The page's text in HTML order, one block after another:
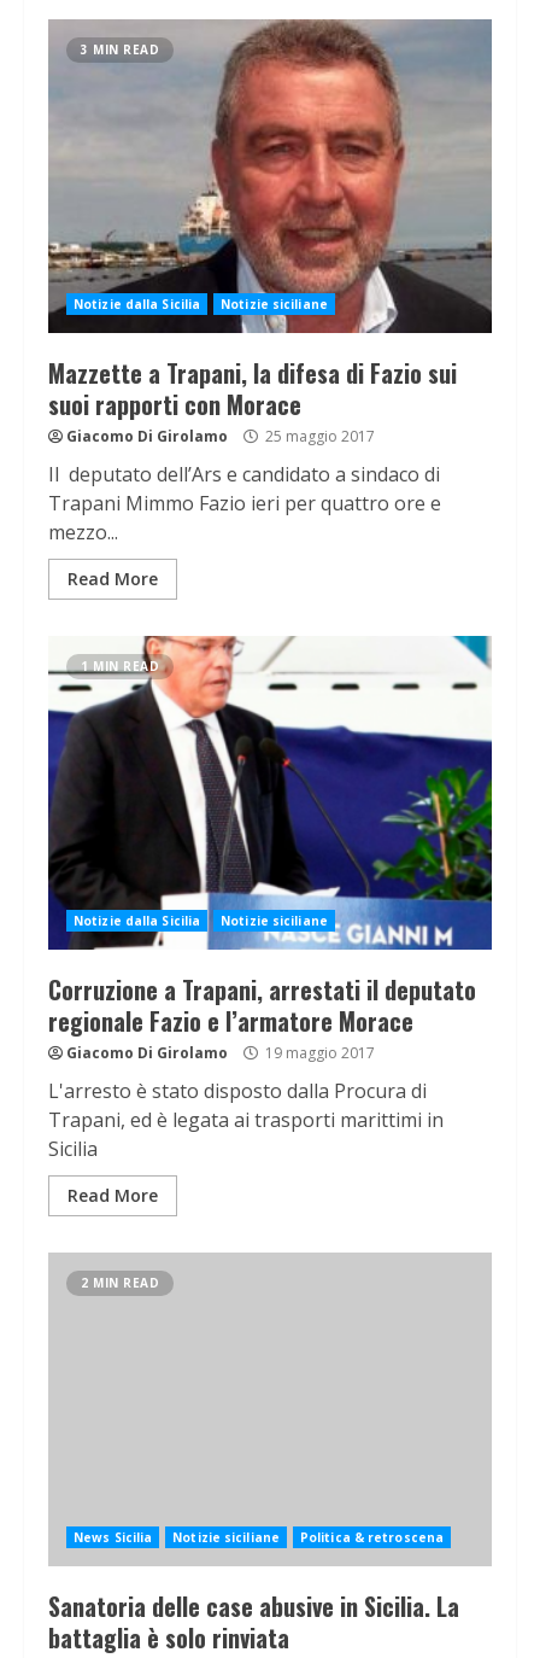
3 MIN READ
Notizie dalla Sicilia Notizie siciliane
Mazzette a Trapani, la difesa di Fazio sui
suoi rapporti con Morace
Giacomo Di Girolamo 25 maggio 2017
Il deputato dell’Ars e candidato a sindaco di
Trapani Mimmo Fazio ieri per quattro ore e
mezzo...
Read More
1 MIN READ
Notizie dalla Sicilia Notizie siciliane
Corruzione a Trapani, arrestati il deputato
regionale Fazio e l’armatore Morace
Giacomo Di Girolamo 19 maggio 2017
L'arresto è stato disposto dalla Procura di
Trapani, ed è legata ai trasporti marittimi in
Sicilia
Read More
2 MIN READ
News Sicilia Notizie siciliane Politica & retroscena
Sanatoria delle case abusive in Sicilia. La
battaglia è solo rinviata